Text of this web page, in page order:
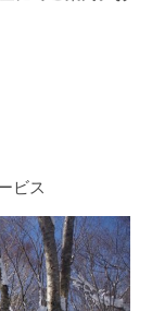
ビス